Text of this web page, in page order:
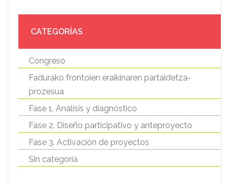
CATEGORÍAS
Congreso
Fadurako frontoien eraikinaren partaidetza-
prozesua
Fase 1. Análisis y diagnóstico
Fase 2. Diseño participativo y anteproyecto
Fase 3. Activación de proyectos
Sin categoría